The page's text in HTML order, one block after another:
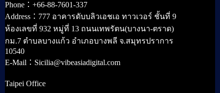
Phone：+66-88-7601-337
Address：777 อาคารดับบลิวเอชเอ ทาวเวอร์ ชั้นที่ 9
ห้องเลขที่ 932 หมู่ที่ 13 ถนนเทพรัตน(บางนา-ตราด)
กม.7 ตำบลบางแก้ว อำเภอบางพลี จ.สมุทรปราการ
10540
E-Mail：Sicilia@vibeasiadigital.com
Taipei Office